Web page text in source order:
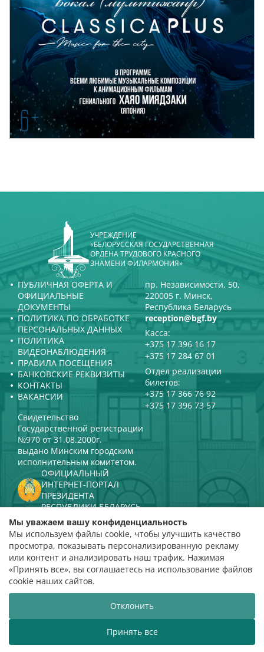
УЧРЕЖДЕНИЕ
«БЕЛОРУССКАЯ ГОСУДАРСТВЕННАЯ
ОРДЕНА ТРУДОВОГО КРАСНОГО
ЗНАМЕНИ ФИЛАРМОНИЯ»
ПУБЛИЧНАЯ ОФЕРТА И
ОФИЦИАЛЬНЫЕ
ДОКУМЕНТЫ
ПОЛИТИКА ПО ОБРАБОТКЕ
ПЕРСОНАЛЬНЫХ ДАННЫХ
ПОЛИТИКА
ВИДЕОНАБЛЮДЕНИЯ
ПРАВИЛА ПОСЕЩЕНИЯ
БАНКОВСКИЕ РЕКВИЗИТЫ
КОНТАКТЫ
ВАКАНСИИ
пр. Независимости, 50,
220005 г. Минск,
Республика Беларусь
reception@bgf.by
Касса:
+375 17 396 16 17
+375 17 284 67 01
Отдел реализации
билетов:
+375 17 366 76 92
+375 17 396 73 57
Свидетельство
Государственной регистрации
№970 от 31.08.2000г.
выдано Минским городским
исполнительным комитетом.
ОФИЦИАЛЬНЫЙ
ИНТЕРНЕТ-ПОРТАЛ
ПРЕЗИДЕНТА
РЕСПУБЛИКИ БЕЛАРУСЬ
МИНИСТЕРСТВО КУЛЬТУРЫ
РЕСПУБЛИКИ БЕЛАРУСЬ
ПОРТАЛ
РЕЙТИНГОВОЙ ОЦЕНКИ
оценка 4,9
на основании 112 отзывов
Разработка сайтаВТОП3
государственная филармония приветствует
Мы уважаем вашу конфиденциальность
Мы используем файлы cookie, чтобы улучшить качество
просмотра, показывать персонализированную рекламу
или контент и анализировать наш трафик. Нажимая
«Принять все», вы соглашаетесь на использование файлов
cookie наших сайтов.
Отклонить
Принять все